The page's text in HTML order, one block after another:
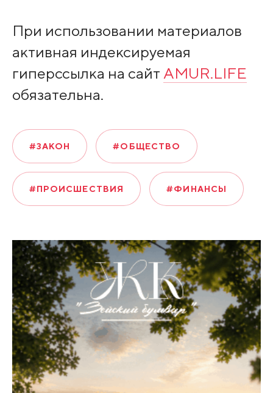
При использовании материалов
активная индексируемая
гиперссылка на сайт AMUR.LIFE
обязательна.
#ЗАКОН #ОБЩЕСТВО
#ПРОИСШЕСТВИЯ #ФИНАНСЫ